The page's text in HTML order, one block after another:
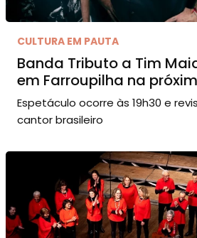
CULTURA EM PAUTA
Banda Tributo a Tim
em Farroupilha na
Espetáculo ocorre às 19h30 e
cantor brasileiro